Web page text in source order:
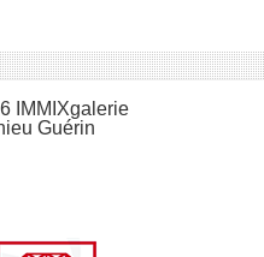
IMMIXgalerie
Guérin